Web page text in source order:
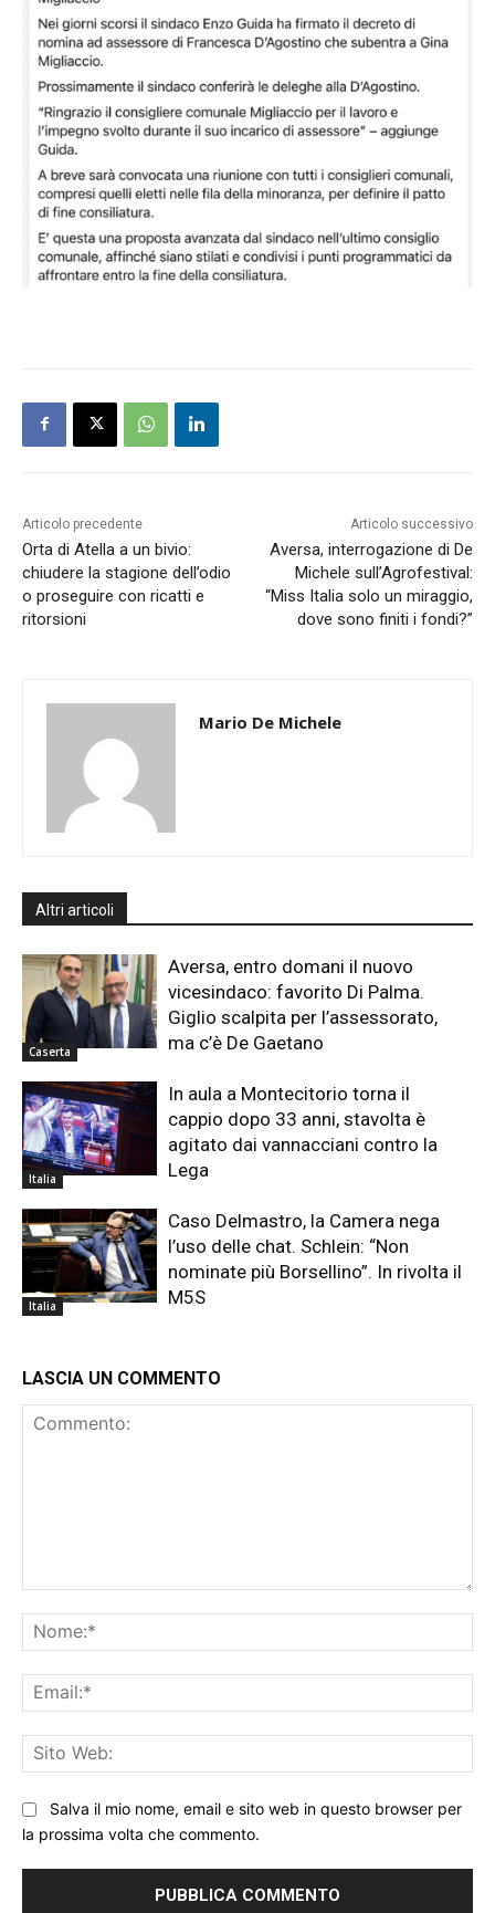
Articolo precedente
Orta di Atella a un bivio:
chiudere la stagione dell’odio
o proseguire con ricatti e
ritorsioni
Articolo successivo
Aversa, interrogazione di De
Michele sull’Agrofestival:
“Miss Italia solo un miraggio,
dove sono finiti i fondi?”
Mario De Michele
Altri articoli
Caserta
Aversa, entro domani il nuovo
vicesindaco: favorito Di Palma.
Giglio scalpita per l’assessorato,
ma c’è De Gaetano
Italia
In aula a Montecitorio torna il
cappio dopo 33 anni, stavolta è
agitato dai vannacciani contro la
Lega
Italia
Caso Delmastro, la Camera nega
l’uso delle chat. Schlein: “Non
nominate più Borsellino”. In rivolta il
M5S
LASCIA UN COMMENTO
Salva il mio nome, email e sito web in questo browser per
la prossima volta che commento.